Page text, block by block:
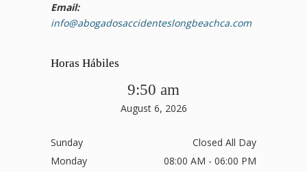
Email:
info@abogadosaccidenteslongbeachca.com
Horas Hábiles
9:50 am
August 6, 2026
Sunday
Closed All Day
Monday
08:00 AM - 06:00 PM